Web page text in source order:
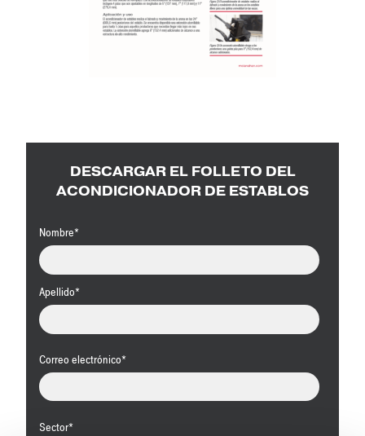
DESCARGAR EL FOLLETO DEL
ACONDICIONADOR DE ESTABLOS
Nombre*
Apellido*
Correo electrónico*
Sector*